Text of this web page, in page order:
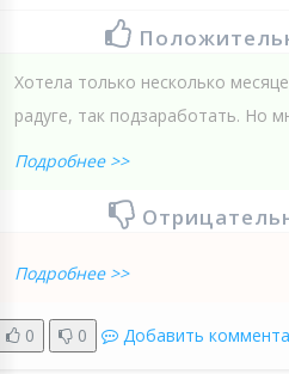
Хотела только несколько
радуге, так подзаработать. Но
Подробнее >>
Подробнее >>
0 0 Добавить